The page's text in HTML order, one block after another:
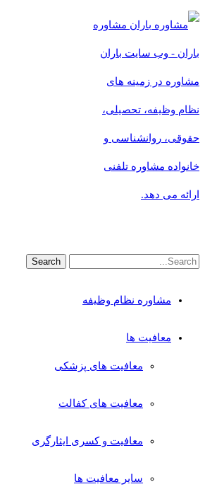
مشاوره
باران - وب سایت باران
مشاوره در زمینه های
نظام وظیفه، تحصیلی،
حقوقی، روانشناسی و
خانواده مشاوره تلفنی
ارائه می دهد.
مشاوره نظام وظیفه
معافیت ها
معافیت های پزشکی
معافیت های کفالت
معافیت و کسری ایثارگری
سایر معافیت ها